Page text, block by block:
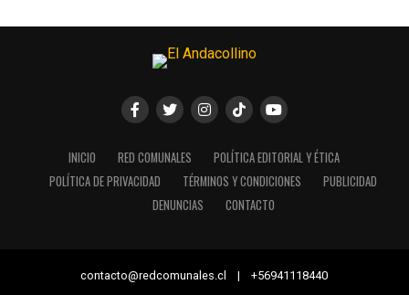
INICIO RED COMUNALES
POLÍTICA EDITORIAL Y ÉTICA
POLÍTICA DE PRIVACIDAD
TÉRMINOS Y CONDICIONES
PUBLICIDAD
DENUNCIAS
CONTACTO
contacto@redcomunales.cl | +56941118440